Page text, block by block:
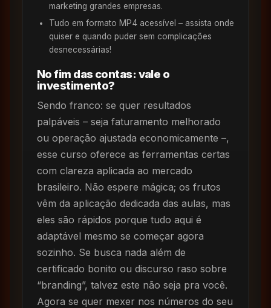
marketing grandes empresas.
Tudo em formato MP4 acessível – assista onde
quiser e quando puder sem complicações
desnecessárias!
No fim das contas: vale o
investimento?
Sendo franco: se quer resultados
palpáveis – seja faturamento melhorado
ou operação ajustada economicamente –,
esse curso oferece as ferramentas certas
com clareza aplicada ao mercado
brasileiro. Não espere mágica; os frutos
vêm da aplicação dedicada das aulas, mas
eles são rápidos porque tudo aqui é
adaptável mesmo se começar agora
sozinho. Se busca nada além de
certificado bonito ou discurso raso sobre
“branding”, talvez este não seja pra você.
Agora se quer mexer nos números do seu